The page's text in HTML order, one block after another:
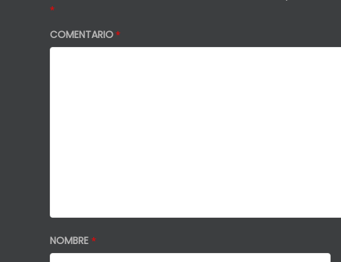
*
COMENTARIO*
NOMBRE *